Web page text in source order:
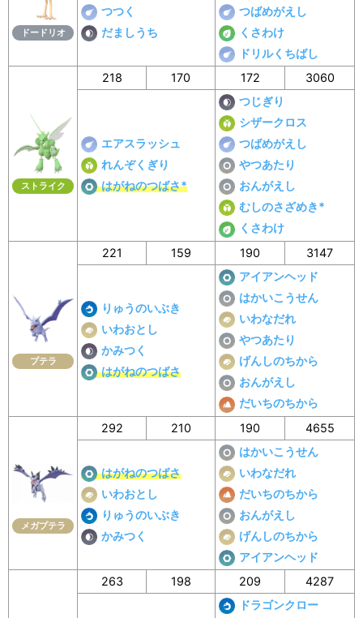
ドードリオ
つつく
だましうち
つばめがえし
くさわけ
ドリルくちばし
ストライク
218 170 172 3060
エアスラッシュ
れんぞくぎり
はがねのつばさ*
つじぎり
シザークロス
つばめがえし
やつあたり
おんがえし
むしのさざめき*
くさわけ
プテラ
221 159 190 3147
りゅうのいぶき
いわおとし
かみつく
はがねのつばさ
アイアンヘッド
はかいこうせん
いわなだれ
やつあたり
げんしのちから
おんがえし
だいちのちから
メガプテラ
292 210 190 4655
はがねのつばさ
いわおとし
りゅうのいぶき
かみつく
はかいこうせん
いわなだれ
だいちのちから
おんがえし
げんしのちから
アイアンヘッド
263 198 209 4287
ドラゴンクロー